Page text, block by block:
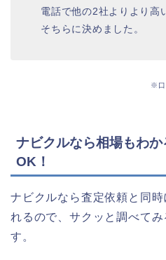
電話で他の2社よりより高
そちらに決めました。
※口
ナビクルなら相場もわ
OK！
ナビクルなら査定依頼と同時
れるので、サクッと調べて
す。